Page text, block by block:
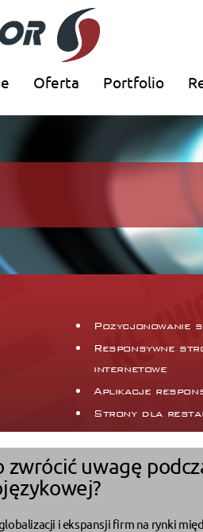
Oferta Portfolio
Pozycjonowanie
Responsywne
internetowe
Aplikacje
Strony dla
zwrócić uwagę
i ekspansji firm na rynki